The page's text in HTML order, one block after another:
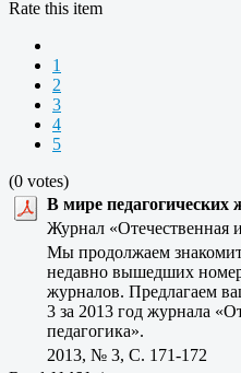
Rate this item
1
2
3
4
5
(0 votes)
В мире педагогических
Журнал «Отечественная
Мы продолжаем
недавно вышедших
журналов. Предлагаем
3 за 2013 год журнала
педагогика».
2013, № 3, C. 171-172